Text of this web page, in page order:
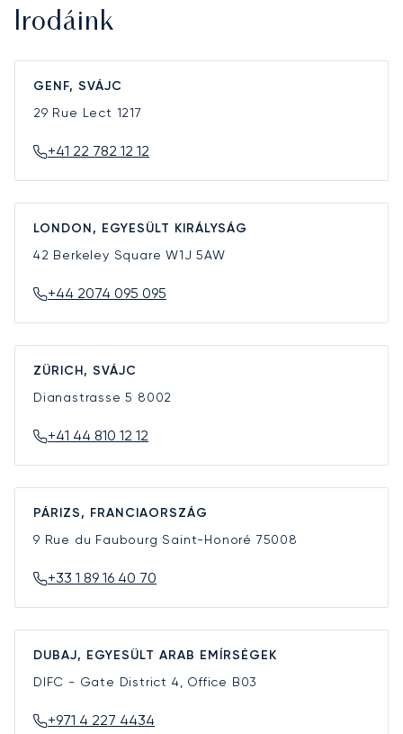
Irodáink
GENF, SVÁJC
29 Rue Lect 1217
+41 22 782 12 12
LONDON, EGYESÜLT KIRÁLYSÁG
42 Berkeley SquareW1J 5AW
+44 2074 095 095
ZÜRICH, SVÁJC
Dianastrasse 5 8002
+41 44 810 12 12
PÁRIZS, FRANCIAORSZÁG
9 Rue du Faubourg Saint-Honoré 75008
+33 1 89 16 40 70
DUBAJ, EGYESÜLT ARAB EMÍRSÉGEK
DIFC - Gate District 4, Office B03
+971 4 227 4434